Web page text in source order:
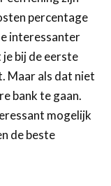
percentage
interessanter
bij de eerste
Maar als dat niet
bank te gaan.
mogelijk
de beste